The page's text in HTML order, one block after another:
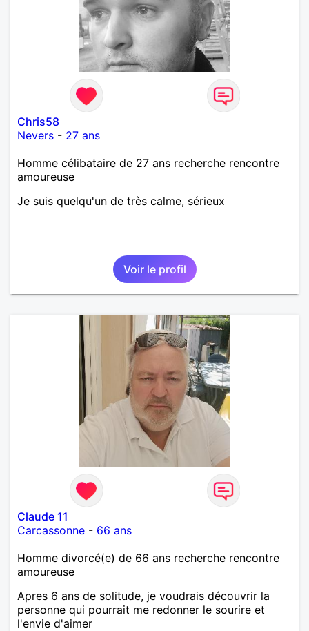
Chris58
Nevers - 27 ans
Homme célibataire de 27 ans recherche rencontre
amoureuse
Je suis quelqu'un de très calme, sérieux
Voir le profil
Claude 11
Carcassonne - 66 ans
Homme divorcé(e) de 66 ans recherche rencontre
amoureuse
Apres 6 ans de solitude, je voudrais découvrir la
personne qui pourrait me redonner le sourire et
l'envie d'aimer